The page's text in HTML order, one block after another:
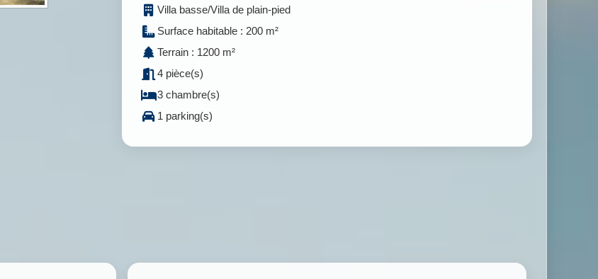
Villa basse/Villa de plain-pied
Surface habitable : 200 m²
Terrain : 1200 m²
4 pièce(s)
3 chambre(s)
1 parking(s)